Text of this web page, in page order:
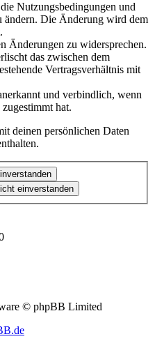
Nutzungsbedingungen und
ändern. Die Änderung wird dem
Änderungen zu widersprechen.
das zwischen dem
Vertragsverhältnis mit
und verbindlich, wenn
hat.
deinen persönlichen Daten
© phpBB Limited